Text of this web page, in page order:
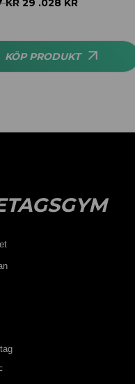
KR 29 .028 KR
KÖP PRODUKT